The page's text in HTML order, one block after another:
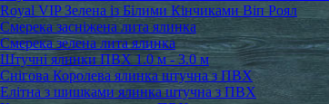
Royal VIP Зелена із Білими Кінчиками Віп Роял
Смерека засніжена лита ялинка
Смерека зелена лита ялинка
Штучні ялинки ПВХ 1.0 м - 3.0 м
Снігова Королева ялинка штучна з ПВХ
Елітна з шишками ялинка штучна з ПВХ